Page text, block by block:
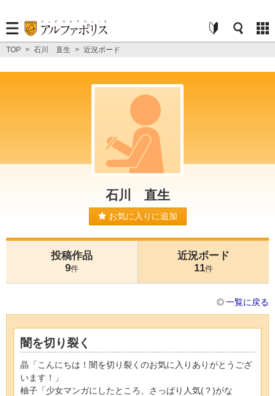
TOP > 石川 直生 > 近況ボード
石川 直生
お気に入りに追加
投稿作品
9件
近況ボード
11件
一覧に戻る
闇を切り裂く
晶「こんにちは！闇を切り裂くのお気に入りありがとうござ
います！」
柚子「少女マンガにしたところ、さっぱり人気(？)がな